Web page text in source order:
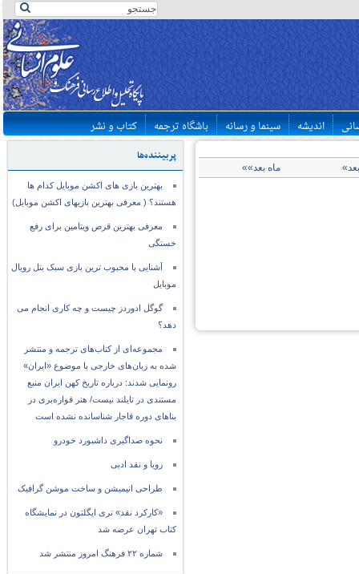
اندیشه سینما و رسانه باشگاه ترجمه کتاب و نشر
پربیننده‌ها
بهترین بازی های اکشن موبایل کدام ها
هستند؟ ( معرفی بهترین بازیهای اکشن موبایل)
معرفی بهترین قرص ویتامین برای رفع
خستگی
آشنایی با محبوب ترین بازی سبک بتل رویال
موبایل
گوگل ادوردز چیست و چه کاری انجام می
دهد؟
مجموعه‌ای از کتاب‌های ترجمه و منتشر
شده به زبان‌های خارجی با موضوع «ایران»
رونمایی شدند: درباره تاریخ کهن ایران منبع
مستندی در تایلند نیست/ هنر قواره‌بری در
بناهای دوره قاجار شناسانده نشده است
نحوه صداگیری داشبورد خودرو
رویا و نقد ادبی
طراحی انیمیشن و ساخت موشن گرافیک
«کارکرد نقد» تری ایگلتون در نمایشگاه
کتاب تهران عرضه شد
شماره ۲۲ فرهنگ امروز منتشر شد
ماه بعد»»